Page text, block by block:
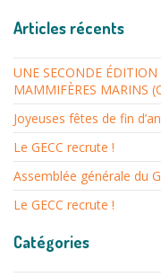
Articles récents
UNE SECONDE
MAMMIFÈRES MARINS
Joyeuses fêtes de fin
Le GECC recrute !
Assemblée générale du
Le GECC recrute !
Catégories